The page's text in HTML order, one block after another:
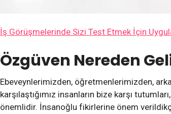
İş Görüşmelerinde Sizi Test Etmek İçin
Özgüven Nereden
Ebeveynlerimizden, öğretmenlerimizden,
karşılaştığımız insanların bize karşı
önemlidir. İnsanoğlu fikirlerine önem